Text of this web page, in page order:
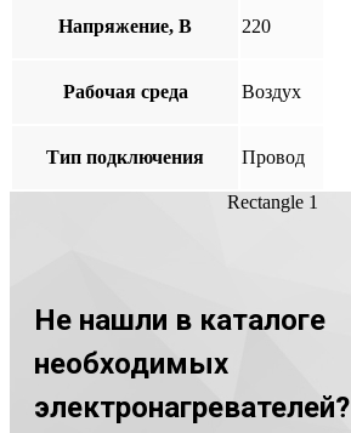
Напряжение, В 220
Рабочая среда Воздух
Тип подключения Провод
Rectangle 1
Не нашли в каталоге
необходимых
электронагревателей?